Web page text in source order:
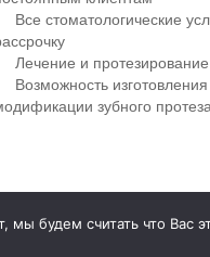
Все стоматологические
Лечение и
Возможность
зубного
Детская и взрослая
будем считать что Вас